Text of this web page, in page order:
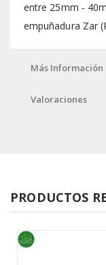
entre 25mm -
empuñadura Zar
Más Información
Valoraciones
PRODUCTOS